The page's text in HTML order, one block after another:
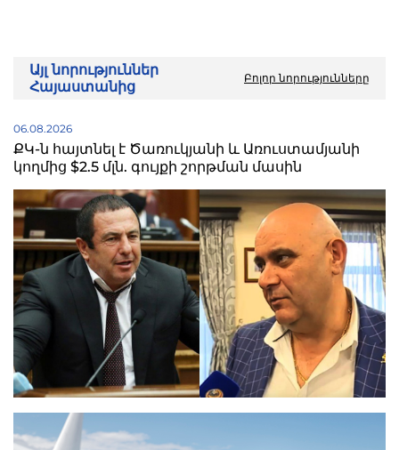
Այլ նորություններ
Հայաստանից
Բոլոր նորությունները
06.08.2026
ՔԿ-ն հայտնել է Ծառուկյանի և Առուստամյանի
կողմից $2.5 մլն. գույքի շորթման մասին